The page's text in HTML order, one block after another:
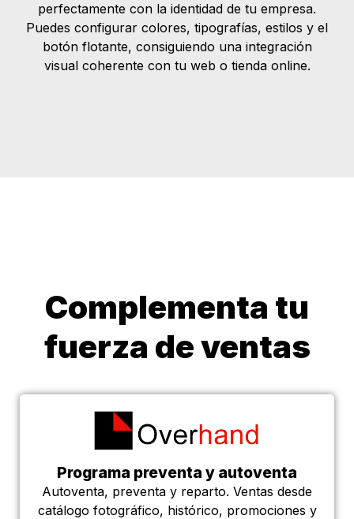
perfectamente con la identidad de tu empresa.
Puedes configurar colores, tipografías, estilos y el
botón flotante, consiguiendo una integración
visual coherente con tu web o tienda online.
Complementa tu
fuerza de ventas
Programa preventa y autoventa
Autoventa, preventa y reparto. Ventas desde
catálogo fotográfico, histórico, promociones y